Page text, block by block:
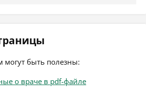
могут быть полезны:
о враче в pdf-файле